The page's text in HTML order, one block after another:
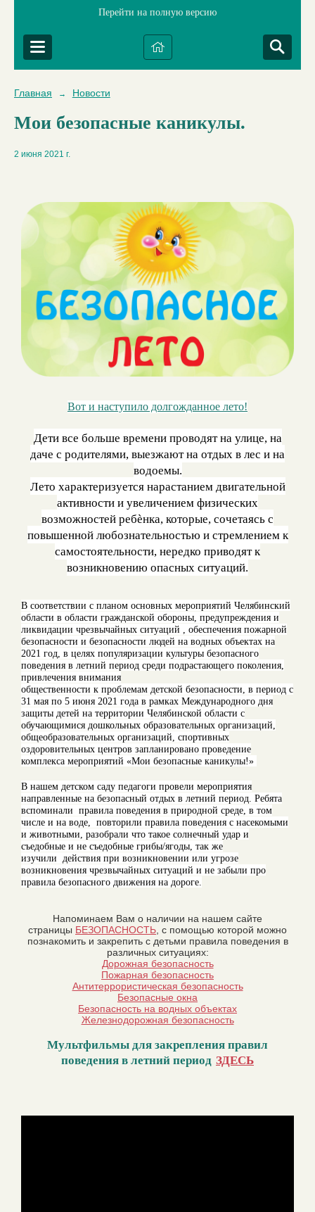
Перейти на полную версию
Главная → Новости
Мои безопасные каникулы.
2 июня 2021 г.
Вот и наступило долгожданное лето!
Дети все больше времени проводят на улице, на
даче с родителями, выезжают на отдых в лес и на
водоемы.
Лето характеризуется нарастанием двигательной
активности и увеличением физических
возможностей ребѐнка, которые, сочетаясь с
повышенной любознательностью и стремлением к
самостоятельности, нередко приводят к
возникновению опасных ситуаций.
В соответствии с планом основных мероприятий Челябинский
области в области гражданской обороны, предупреждения и
ликвидации чрезвычайных ситуаций , обеспечения пожарной
безопасности и безопасности людей на водных объектах на
2021 год, в целях популяризации культуры безопасного
поведения в летний период среди подрастающего поколения,
привлечения внимания
общественности к проблемам детской безопасности, в период с
31 мая по 5 июня 2021 года в рамках Международного дня
защиты детей на территории Челябинской области с
обучающимися дошкольных образовательных организаций,
общеобразовательных организаций, спортивных
оздоровительных центров запланировано проведение
комплекса мероприятий «Мои безопасные каникулы!»
В нашем детском саду педагоги провели мероприятия
направленные на безопасный отдых в летний период. Ребята
вспоминали правила поведения в природной среде, в том
числе и на воде, повторили правила поведения с насекомыми
и животными, разобрали что такое солнечный удар и
съедобные и не съедобные грибы/ягоды, так же
изучили действия при возникновении или угрозе
возникновения чрезвычайных ситуаций и не забыли про
правила безопасного движения на дороге.
Напоминаем Вам о наличии на нашем сайте
страницы БЕЗОПАСНОСТЬ , с помощью которой можно
познакомить и закрепить с детьми правила поведения в
различных ситуациях:
Дорожная безопасность
Пожарная безопасность
Антитеррористическая безопасность
Безопасные окна
Безопасность на водных объектах
Железнодорожная безопасность
Мультфильмы для закрепления правил
поведения в летний период ЗДЕСЬ